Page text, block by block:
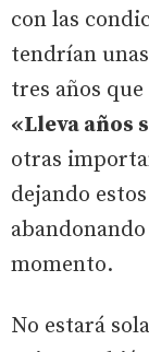
con las
tendrían
tres años
«Lleva años
otras
dejando
momento.
No estará